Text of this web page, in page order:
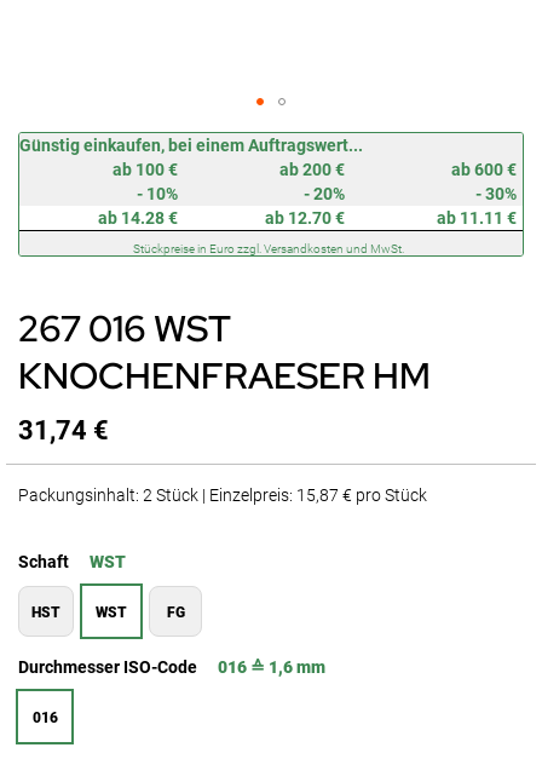
Günstig einkaufen, bei einem Auftragswert...
ab 100 €
ab 200 €
ab 600 €
- 10%
- 20%
- 30%
ab 14.28 €
ab 12.70 € ab 11.11 €
Stückpreise in Euro zzgl. Versandkosten und MwSt.
267 016 WST
KNOCHENFRAESER HM
31,74 €
Packungsinhalt: 2 Stück | Einzelpreis: 15,87 € pro Stück
Schaft WST
HST WST FG
Durchmesser ISO-Code 016 ≙ 1,6 mm
016
Zum
Anfang
springen